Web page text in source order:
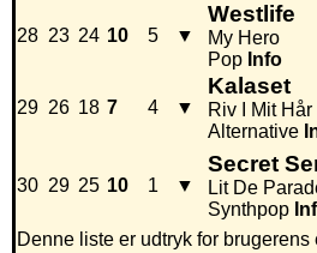
28 23 24 10 5 ▼
Westlife
My Hero
Pop Info
29 26 18 7 4 ▼
Kalaset
Riv I Mit Hår
Alternative
30 29 25 10 1 ▼
Secret
Lit De
Synthpop
Denne liste er udtryk for brugerens